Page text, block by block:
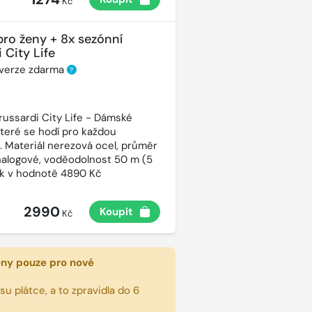
ženy + 8x sezónní
City Life
zdarma ?
City Life - Dámské
se hodí pro každou
Materiál nerezová ocel, průměr
voděodolnost 50 m (5
v hodnotě 4890 Kč
2990Kč Koupit
pouze pro nové
plátce, a to zpravidla do 6